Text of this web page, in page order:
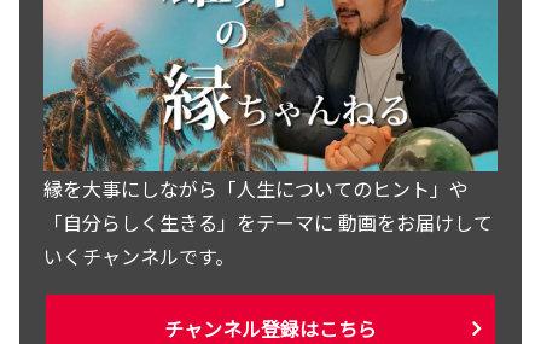
縁を大事にしながら「人生についてのヒント」や
「自分らしく生きる」をテーマに 動画をお届けして
いくチャンネルです。
チャンネル登録はこちら